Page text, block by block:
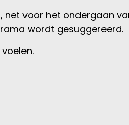
net voor het ondergaan
wordt gesuggereerd.